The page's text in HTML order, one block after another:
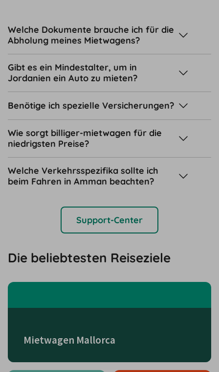
Welche Dokumente brauche ich für die
Abholung meines Mietwagens?
Gibt es ein Mindestalter, um in
Jordanien ein Auto zu mieten?
Benötige ich spezielle Versicherungen?
Wie sorgt billiger-mietwagen für die
niedrigsten Preise?
Welche Verkehrsspezifika sollte ich
beim Fahren in Amman beachten?
Support-Center
Die beliebtesten Reiseziele
Mietwagen Mallorca